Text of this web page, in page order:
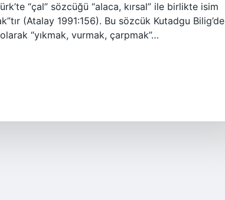
“çal” sözcüğü “alaca, kırsal” ile birlikte isim
(Atalay 1991:156). Bu sözcük Kutadgu Bilig’de
“yıkmak, vurmak, çarpmak”…